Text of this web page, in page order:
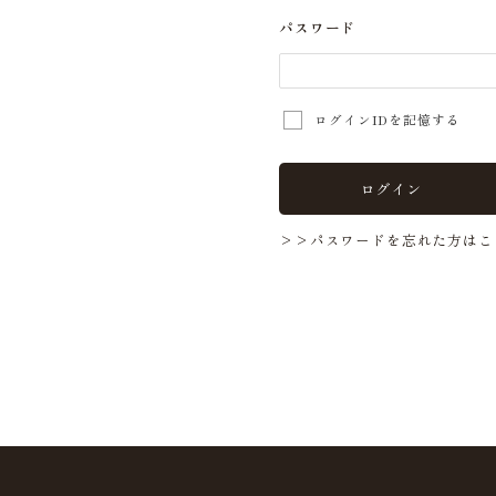
パスワード
ログインIDを記憶する
ログイン
>>パスワードを忘れた方は